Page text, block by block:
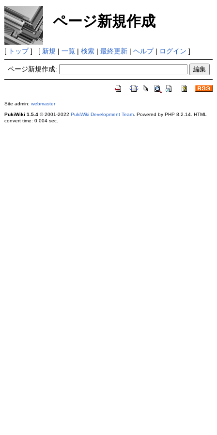
ページ新規作成
[ トップ] [ 新規 | 一覧| 検索| 最終更新| ヘルプ| ログイン ]
ページ新規作成:
Site admin: webmaster
PukiWiki 1.5.4© 2001-2022 PukiWiki Development Team. Powered by PHP 8.2.14. HTML
convert time: 0.004 sec.